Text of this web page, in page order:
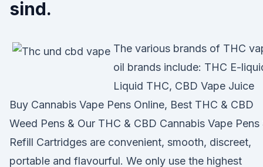
sind.
The various brands of THC
oil brands include: THC E-
Liquid THC, CBD Vape Juice
Buy Cannabis Vape Pens Online, Best THC & CBD
Weed Pens & Our THC & CBD Cannabis Vape Pens
Refill Cartridges are convenient, smooth, discreet,
portable and flavourful. We only use the highest